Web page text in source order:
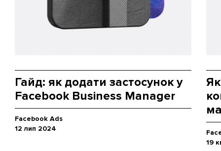
Гайд: як додати застосунок у
Facebook Business Manager
Facebook Ads
12 лип 2024
19